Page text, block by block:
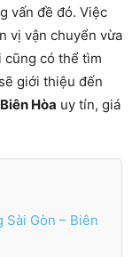
vấn đề đó. Việc
vị vận chuyển vừa
cũng có thể tìm
sẽ giới thiệu đến
Hòa uy tín, giá
Sài Gòn – Biên